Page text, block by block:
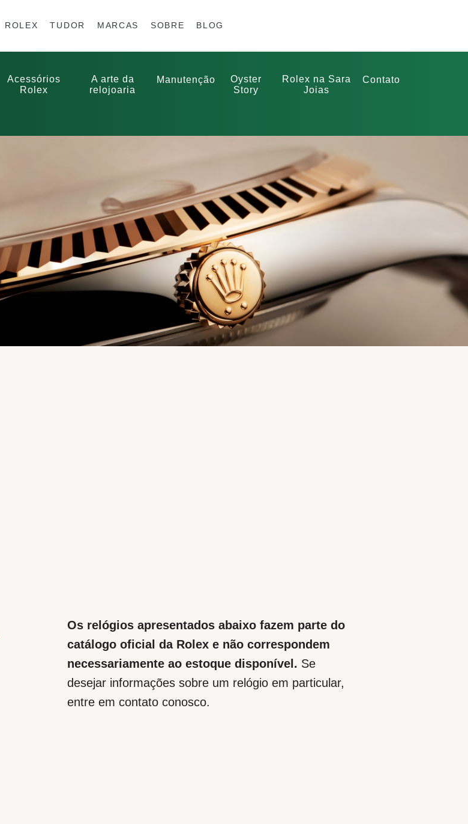
MARCAS SOBRE
ROLEX TUDOR BLOG
Acessórios
Rolex
A arte da
relojoaria
Manutenção
Oyster
Story
Rolex na Sara
Joias
Contato
Os relógios apresentados abaixo fazem parte do
catálogo oficial da Rolex e não correspondem
necessariamente ao estoque disponível. Se
desejar informações sobre um relógio em particular,
entre em contato conosco.